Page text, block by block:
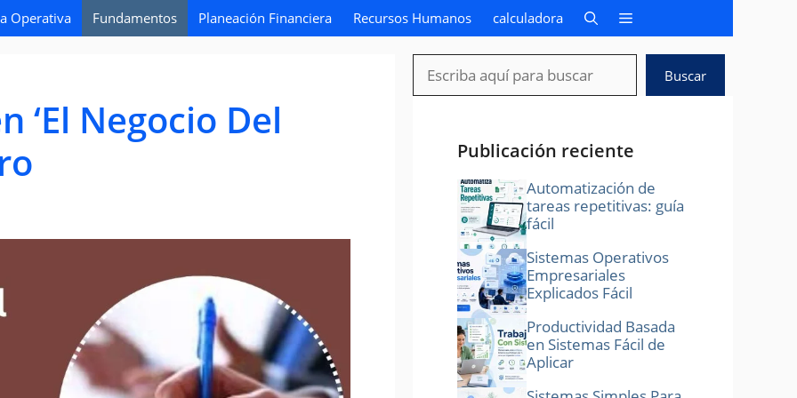
Operativa Fundamentos Planeación Financiera Recursos Humanos calculadora
‘El Negocio Del
Buscar
Buscar
Publicación reciente
Automatización de
tareas repetitivas: guía
fácil
Sistemas Operativos
Empresariales
Explicados Fácil
Productividad Basada
en Sistemas Fácil de
Aplicar